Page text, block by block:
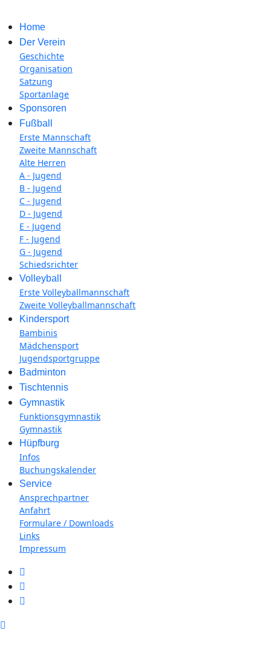
Home
Der Verein
Geschichte
Organisation
Satzung
Sportanlage
Sponsoren
Fußball
Erste Mannschaft
Zweite Mannschaft
Alte Herren
A - Jugend
B - Jugend
C - Jugend
D - Jugend
E - Jugend
F - Jugend
G - Jugend
Schiedsrichter
Volleyball
Erste Volleyballmannschaft
Zweite Volleyballmannschaft
Kindersport
Bambinis
Mädchensport
Jugendsportgruppe
Badminton
Tischtennis
Gymnastik
Funktionsgymnastik
Gymnastik
Hüpfburg
Infos
Buchungskalender
Service
Ansprechpartner
Anfahrt
Formulare / Downloads
Links
Impressum